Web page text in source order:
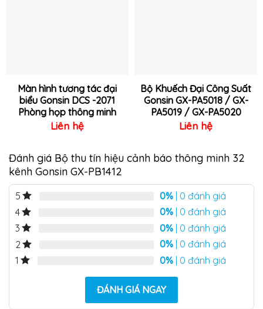
Màn hình tương tác đại
biểu Gonsin DCS -2071
Phòng họp thông minh
Liên hệ
Bộ Khuếch Đại Công Suất
Gonsin GX-PA5018 / GX-
PA5019 / GX-PA5020
Liên hệ
Đánh giá Bộ thu tín hiệu cảnh báo thông minh 32
kênh Gonsin GX-PB1412
5 0% | 0 đánh giá
4
0% | 0 đánh giá
3
0% | 0 đánh giá
2
0% | 0 đánh giá
1
0% | 0 đánh giá
ĐÁNH GIÁ NGAY